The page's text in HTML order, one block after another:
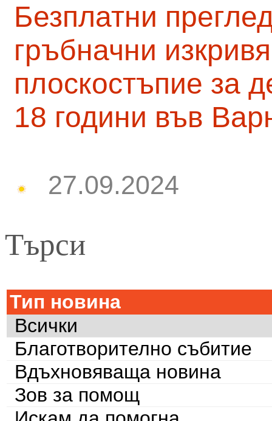
Безплатни
гръбначни
плоскостъпие за
18 години във
27.09.2024
Търси
Тип новина
Всички
Благотворително събитие
Вдъхновяваща новина
Зов за помощ